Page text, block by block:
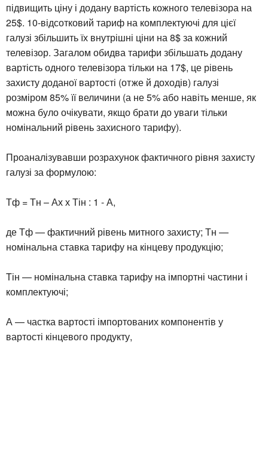
підвищить ціну і додану вартість кожного телевізора на
25$. 10-відсотковий тариф на комплектуючі для цієї
галузі збільшить їх внутрішні ціни на 8$ за кожний
телевізор. Загалом обидва тарифи збільшать додану
вартість одного телевізора тільки на 17$, це рівень
захисту доданої вартості (отже й доходів) галузі
розміром 85% її величини (а не 5% або навіть менше, як
можна було очікувати, якщо брати до уваги тільки
номінальний рівень захисного тарифу).
Проаналізувавши розрахунок фактичного рівня захисту
галузі за формулою:
Тф = Тн – Ах х Тін : 1 - А,
де Тф — фактичний рівень митного захисту; Тн —
номінальна ставка тарифу на кінцеву продукцію;
Tін — номінальна ставка тарифу на імпортні частини і
комплектуючі;
А — частка вартості імпортованих компонентів у
вартості кінцевого продукту,